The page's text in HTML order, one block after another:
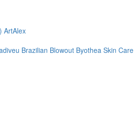
ArtAlex
Brazilian Blowout Byothea Skin Care